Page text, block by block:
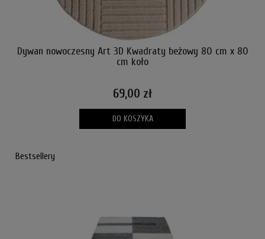
Dywan nowoczesny Art 3D Kwadraty beżowy 80 cm x 80
cm koło
69,00 zł
DO KOSZYKA
Bestsellery